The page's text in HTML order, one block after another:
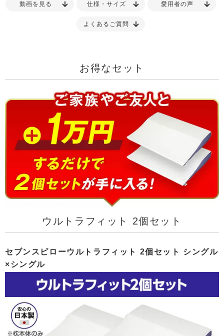
動画を見る 仕様・サイズ 愛用者の声
よくあるご質問
お得なセット
ウルトラフィット 2個セット
セブンスピローウルトラフィット 2個セット シングル
×シングル